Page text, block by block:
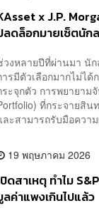
x J.P.
ลดล็อกมายเซ็ตนัก
วงหลายปีที่ผ่านมา นั
ารมีตัวเลือกมากไม่ไ
ระจุกตัว การพยายาม
ที่กระจายสิน
ละสามารถรับมือคว
19 พฤษภาคม 2026
ปิดสาเหตุ ทำไม
ลค่าแพงเกินไปแล้ว